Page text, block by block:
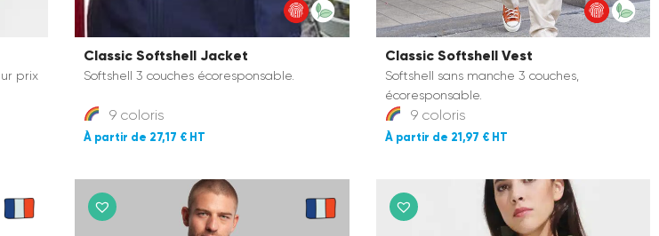
prix
Classic Softshell Jacket
Softshell 3 couches écoresponsable.
9 coloris
27,17 €
Classic Softshell Vest
Softshell sans manche 3 couches,
écoresponsable.
9 coloris
21,97 €